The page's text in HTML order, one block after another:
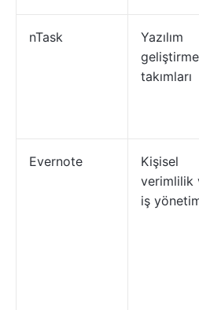
nTask
Yazılım
geliştirme
takımları
Evernote
Kişisel
verimlilik
iş